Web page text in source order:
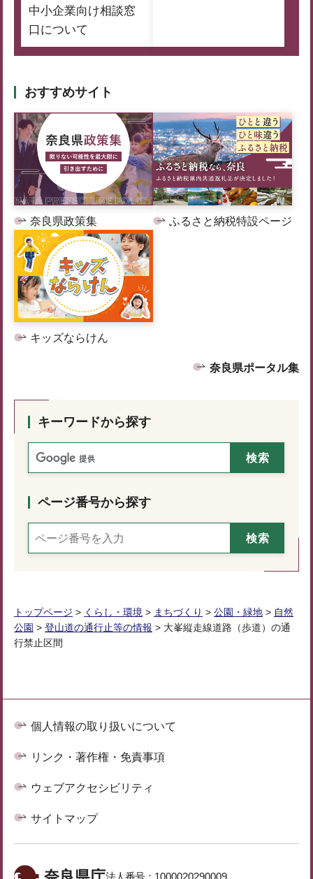
中小企業向け相談窓
口について
おすすめサイト
奈良県政策集 ふるさと納税特設ページ
キッズならけん
奈良県ポータル集
キーワードから探す
ページ番号から探す
トップページ > くらし・環境 > まちづくり > 公園・緑地 > 自然
公園 > 登山道の通行止等の情報 > 大峯縦走線道路（歩道）の通
行禁止区間
個人情報の取り扱いについて
リンク・著作権・免責事項
ウェブアクセシビリティ
サイトマップ